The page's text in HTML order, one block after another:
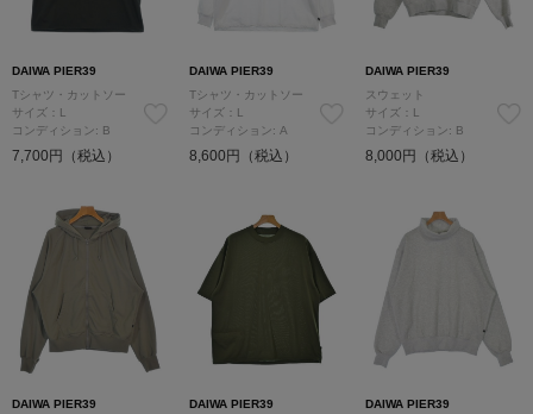
DAIWA PIER39
Tシャツ・カットソー
サイズ：L
コンディション: B
7,700円（税込）
DAIWA PIER39
Tシャツ・カットソー
サイズ：L
コンディション: A
8,600円（税込）
DAIWA PIER39
スウェット
サイズ：L
コンディション: B
8,000円（税込）
DAIWA PIER39
DAIWA PIER39
DAIWA PIER39